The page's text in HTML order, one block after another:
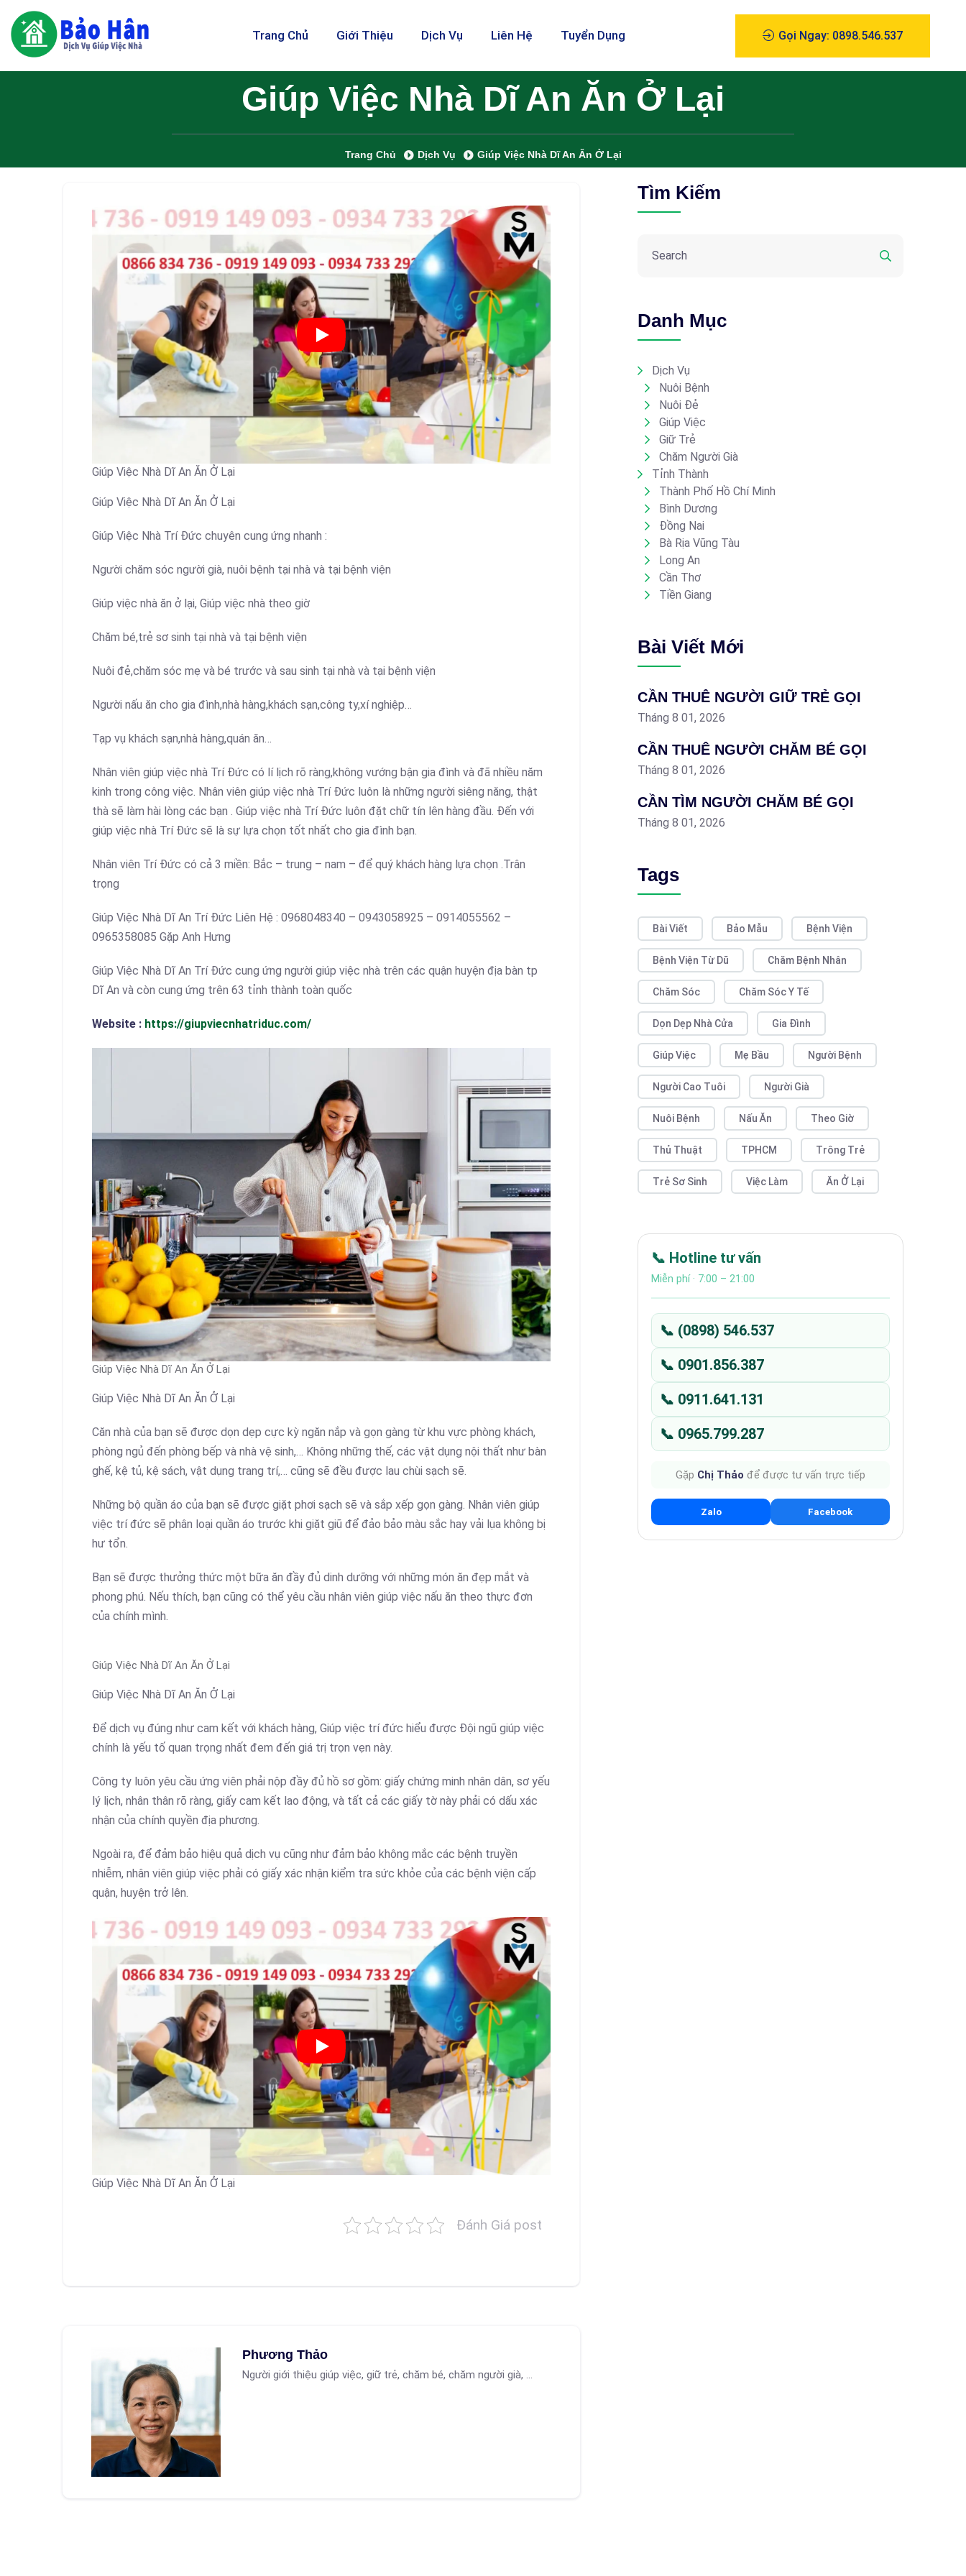
Trang Chủ Giới Thiệu Dịch Vụ Liên Hệ Tuyển Dụng Gọi Ngay: 0898.546.537
Giúp Việc Nhà Dĩ An Ăn Ở Lại
Trang Chủ Dịch Vụ Giúp Việc Nhà Dĩ An Ăn Ở Lại
Giúp Việc Nhà Dĩ An Ăn Ở Lại
Giúp Việc Nhà Dĩ An Ăn Ở Lại
Giúp Việc Nhà Trí Đức chuyên cung ứng nhanh :
Người chăm sóc người già, nuôi bệnh tại nhà và tại bệnh viện
Giúp việc nhà ăn ở lại, Giúp việc nhà theo giờ
Chăm bé,trẻ sơ sinh tại nhà và tại bệnh viện
Nuôi đẻ,chăm sóc mẹ và bé trước và sau sinh tại nhà và tại bệnh viện
Người nấu ăn cho gia đình,nhà hàng,khách sạn,công ty,xí nghiệp…
Tạp vụ khách sạn,nhà hàng,quán ăn…
Nhân viên giúp việc nhà Trí Đức có lí lịch rõ ràng,không vướng bận gia đình và đã nhiều năm
kinh trong công việc. Nhân viên giúp việc nhà Trí Đức luôn là những người siêng năng, thật
thà sẽ làm hài lòng các bạn . Giúp việc nhà Trí Đức luôn đặt chữ tín lên hàng đầu. Đến với
giúp việc nhà Trí Đức sẽ là sự lựa chọn tốt nhất cho gia đình bạn.
Nhân viên Trí Đức có cả 3 miền: Bắc – trung – nam – để quý khách hàng lựa chọn .Trân
trọng
Giúp Việc Nhà Dĩ An Trí Đức Liên Hệ : 0968048340 – 0943058925 – 0914055562 –
0965358085 Gặp Anh Hưng
Giúp Việc Nhà Dĩ An Trí Đức cung ứng người giúp việc nhà trên các quận huyện địa bàn tp
Dĩ An và còn cung ứng trên 63 tỉnh thành toàn quốc
Website : https://giupviecnhatriduc.com/
Giúp Việc Nhà Dĩ An Ăn Ở Lại
Giúp Việc Nhà Dĩ An Ăn Ở Lại
Căn nhà của bạn sẽ được dọn dẹp cực kỳ ngăn nắp và gọn gàng từ khu vực phòng khách,
phòng ngủ đến phòng bếp và nhà vệ sinh,… Không những thế, các vật dụng nội thất như bàn
ghế, kệ tủ, kệ sách, vật dụng trang trí,… cũng sẽ đều được lau chùi sạch sẽ.
Những bộ quần áo của bạn sẽ được giặt phơi sạch sẽ và sắp xếp gọn gàng. Nhân viên giúp
việc trí đức sẽ phân loại quần áo trước khi giặt giũ để đảo bảo màu sắc hay vải lụa không bị
hư tổn.
Bạn sẽ được thưởng thức một bữa ăn đầy đủ dinh dưỡng với những món ăn đẹp mắt và
phong phú. Nếu thích, bạn cũng có thể yêu cầu nhân viên giúp việc nấu ăn theo thực đơn
của chính mình.
Giúp Việc Nhà Dĩ An Ăn Ở Lại
Giúp Việc Nhà Dĩ An Ăn Ở Lại
Để dịch vụ đúng như cam kết với khách hàng, Giúp việc trí đức hiểu được Đội ngũ giúp việc
chính là yếu tố quan trọng nhất đem đến giá trị trọn vẹn này.
Công ty luôn yêu cầu ứng viên phải nộp đầy đủ hồ sơ gồm: giấy chứng minh nhân dân, sơ yếu
lý lịch, nhân thân rõ ràng, giấy cam kết lao động, và tất cả các giấy tờ này phải có dấu xác
nhận của chính quyền địa phương.
Ngoài ra, để đảm bảo hiệu quả dịch vụ cũng như đảm bảo không mắc các bệnh truyền
nhiễm, nhân viên giúp việc phải có giấy xác nhận kiểm tra sức khỏe của các bệnh viện cấp
quận, huyện trở lên.
Giúp Việc Nhà Dĩ An Ăn Ở Lại
Đánh Giá post
Phương Thảo
Người giới thiệu giúp việc, giữ trẻ, chăm bé, chăm người già, ...
Tìm Kiếm
Danh Mục
Dịch Vụ
Nuôi Bệnh
Nuôi Đẻ
Giúp Việc
Giữ Trẻ
Chăm Người Già
Tỉnh Thành
Thành Phố Hồ Chí Minh
Bình Dương
Đồng Nai
Bà Rịa Vũng Tàu
Long An
Cần Thơ
Tiền Giang
Bài Viết Mới
CẦN THUÊ NGƯỜI GIỮ TRẺ GỌI
Tháng 8 01, 2026
CẦN THUÊ NGƯỜI CHĂM BÉ GỌI
Tháng 8 01, 2026
CẦN TÌM NGƯỜI CHĂM BÉ GỌI
Tháng 8 01, 2026
Tags
Bài Viết Bảo Mẫu Bệnh Viện
Bệnh Viện Từ Dũ Chăm Bệnh Nhân
Chăm Sóc Chăm Sóc Y Tế
Dọn Dẹp Nhà Cửa Gia Đình
Giúp Việc Mẹ Bầu Người Bệnh
Người Cao Tuôi Người Già
Nuôi Bệnh Nấu Ăn Theo Giờ
Thủ Thuật TPHCM Trông Trẻ
Trẻ Sơ Sinh Việc Làm Ăn Ở Lại
📞 Hotline tư vấn
Miễn phí · 7:00 – 21:00
📞 (0898) 546.537
📞 0901.856.387
📞 0911.641.131
📞 0965.799.287
Gặp Chị Thảo để được tư vấn trực tiếp
Zalo Facebook